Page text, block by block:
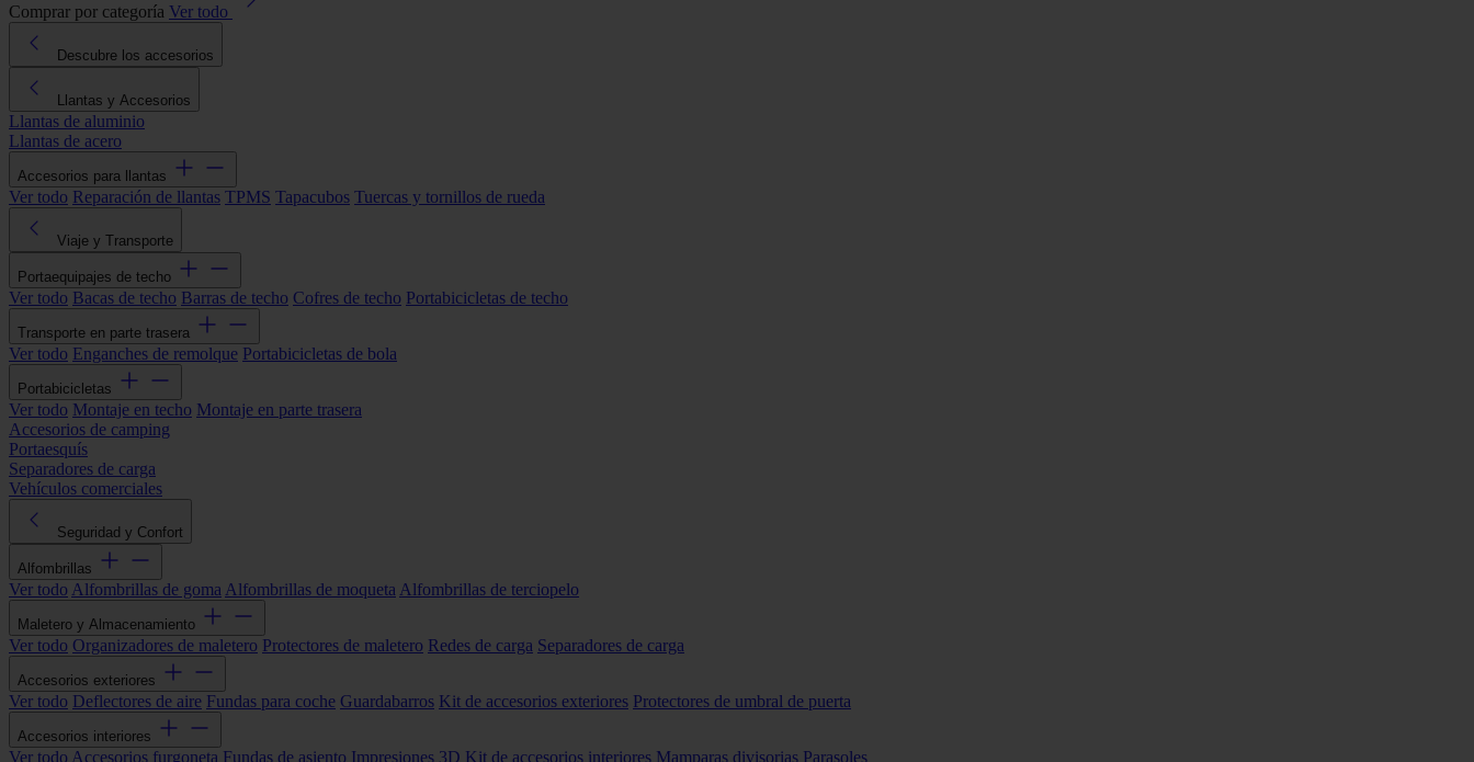
Comprar por categoría Ver todo
Descubre los accesorios
Llantas y Accesorios
Llantas de aluminio
Llantas de acero
Accesorios para llantas
Ver todo Reparación de llantas TPMS Tapacubos Tuercas y tornillos de rueda
Viaje y Transporte
Portaequipajes de techo
Ver todo Bacas de techo Barras de techo Cofres de techo Portabicicletas de techo
Transporte en parte trasera
Ver todo Enganches de remolque Portabicicletas de bola
Portabicicletas
Ver todo Montaje en techo Montaje en parte trasera
Accesorios de camping
Portaesquís
Separadores de carga
Vehículos comerciales
Seguridad y Confort
Alfombrillas
Ver todo Alfombrillas de goma Alfombrillas de moqueta Alfombrillas de terciopelo
Maletero y Almacenamiento
Ver todo Organizadores de maletero Protectores de maletero Redes de carga Separadores de carga
Accesorios exteriores
Ver todo Deflectores de aire Fundas para coche Guardabarros Kit de accesorios exteriores Protectores de umbral de puerta
Accesorios interiores
Ver todo Accesorios furgoneta Fundas de asiento Impresiones 3D Kit de accesorios interiores Mamparas divisorias Parasoles